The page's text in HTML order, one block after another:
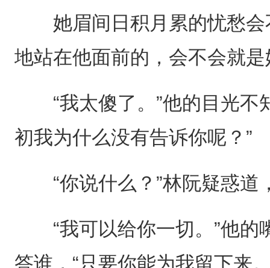
她眉间日积月累的忧愁会
地站在他面前的，会不会就
“我太傻了。”他的目光不
初我为什么没有告诉你呢？”
“你说什么？”林阮疑惑道
“我可以给你一切。”他的
答谁，“只要你能为我留下来